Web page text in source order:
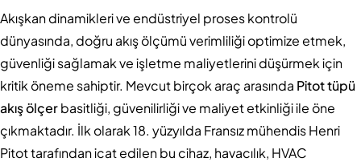
Akışkan dinamikleri ve endüstriyel proses kontrolü
dünyasında, doğru akış ölçümü verimliliği optimize etmek,
güvenliği sağlamak ve işletme maliyetlerini düşürmek için
kritik öneme sahiptir. Mevcut birçok araç arasında Pitot tüpü
akış ölçerbasitliği, güvenilirliği ve maliyet etkinliği ile öne
çıkmaktadır. İlk olarak 18. yüzyılda Fransız mühendis Henri
Pitot tarafından icat edilen bu cihaz, havacılık, HVAC